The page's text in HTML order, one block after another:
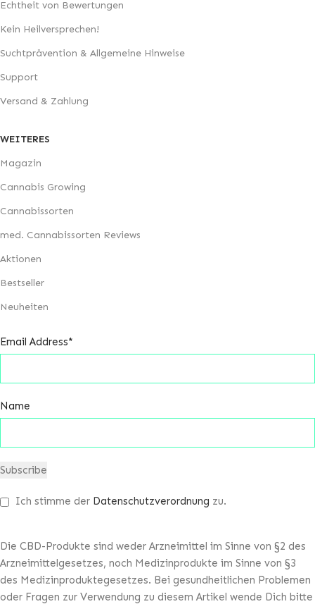
Echtheit von Bewertungen
Kein Heilversprechen!
Suchtprävention & Allgemeine Hinweise
Support
Versand & Zahlung
WEITERES
Magazin
Cannabis Growing
Cannabissorten
med. Cannabissorten Reviews
Aktionen
Bestseller
Neuheiten
Email Address*
Name
Ich stimme der Datenschutzverordnung zu.
Die CBD-Produkte sind weder Arzneimittel im Sinne von §2 des
Arzneimittelgesetzes, noch Medizinprodukte im Sinne von §3
des Medizinproduktegesetzes. Bei gesundheitlichen Problemen
oder Fragen zur Verwendung zu diesem Artikel wende Dich bitte